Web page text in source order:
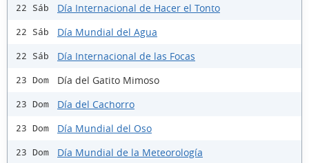
22 Sáb Día Internacional de Hacer el Tonto
22 Sáb Día Mundial del Agua
22 Sáb Día Internacional de las Focas
23 Dom Día del Gatito Mimoso
23 Dom Día del Cachorro
23 Dom Día Mundial del Oso
23 Dom Día Mundial de la Meteorología